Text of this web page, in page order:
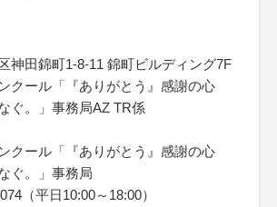
神田錦町1‐8‐11 錦町ビルディング7F
クール「『ありがとう』感謝の心
ぐ。」事務局AZ TR係
クール「『ありがとう』感謝の心
ぐ。」事務局
（平日10:00～18:00）